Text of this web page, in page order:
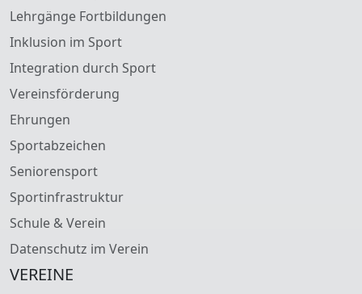
Lehrgänge Fortbildungen
Inklusion im Sport
Integration durch Sport
Vereinsförderung
Ehrungen
Sportabzeichen
Seniorensport
Sportinfrastruktur
Schule & Verein
Datenschutz im Verein
VEREINE